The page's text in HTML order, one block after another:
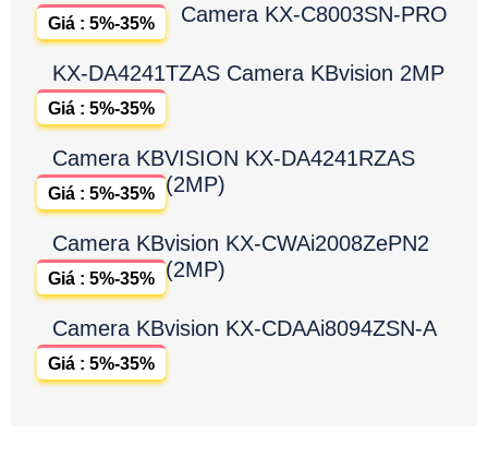
Camera KX-C8003SN-PRO
Giá : 5%-35%
KX-DA4241TZAS Camera KBvision 2MP
Giá : 5%-35%
Camera KBVISION KX-DA4241RZAS
(2MP)
Giá : 5%-35%
Camera KBvision KX-CWAi2008ZePN2
(2MP)
Giá : 5%-35%
Camera KBvision KX-CDAAi8094ZSN-A
Giá : 5%-35%